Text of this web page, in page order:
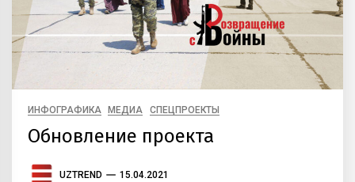
ИНФОГРАФИКА МЕДИА СПЕЦПРОЕКТЫ
Обновление проекта
UZTREND 15.04.2021